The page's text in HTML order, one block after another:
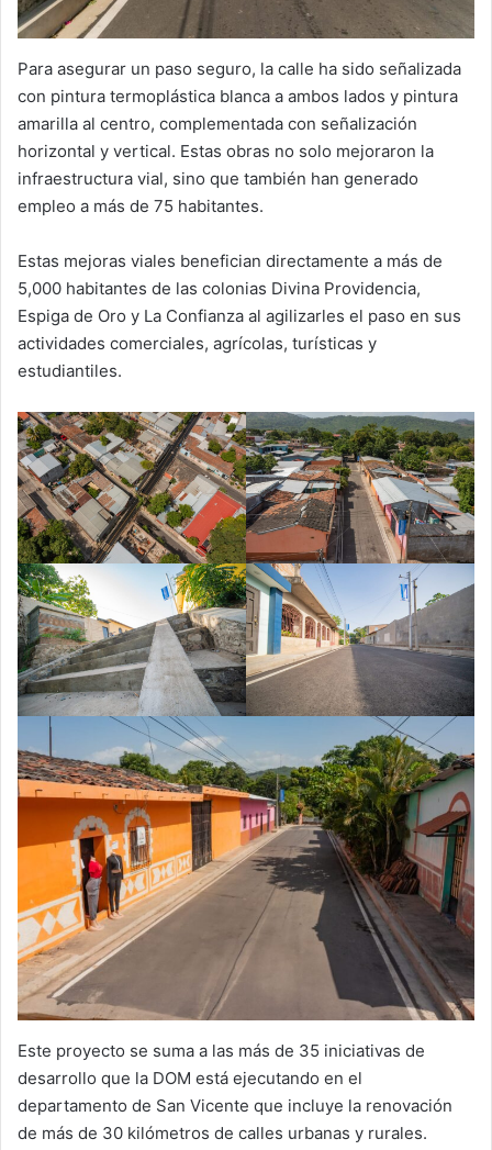
Para asegurar un paso seguro, la calle ha sido señalizada
con pintura termoplástica blanca a ambos lados y pintura
amarilla al centro, complementada con señalización
horizontal y vertical. Estas obras no solo mejoraron la
infraestructura vial, sino que también han generado
empleo a más de 75 habitantes.
Estas mejoras viales benefician directamente a más de
5,000 habitantes de las colonias Divina Providencia,
Espiga de Oro y La Confianza al agilizarles el paso en sus
actividades comerciales, agrícolas, turísticas y
estudiantiles.
Este proyecto se suma a las más de 35 iniciativas de
desarrollo que la DOM está ejecutando en el
departamento de San Vicente que incluye la renovación
de más de 30 kilómetros de calles urbanas y rurales.